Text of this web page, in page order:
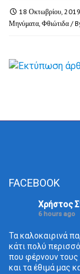
18 Οκτωβρίου, 2019
Μηνύματα, Φθιώτιδα /
FACEBOOK
Χρήστος
6 hours ago
Τα καλοκαιρινά
κάτι πολύ
που φέρνουν
και τα έθιμά μας